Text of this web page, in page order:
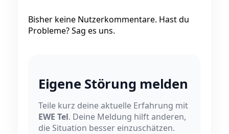
Bisher keine Nutzerkommentare. Hast du
Probleme? Sag es uns.
Eigene Störung melden
Teile kurz deine aktuelle Erfahrung mit
EWE Tel. Deine Meldung hilft anderen,
die Situation besser einzuschätzen.